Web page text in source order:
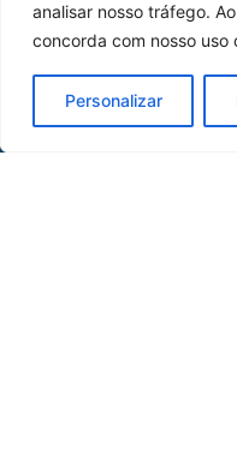
analisar nosso tráfego.
concorda com nosso uso
Personalizar